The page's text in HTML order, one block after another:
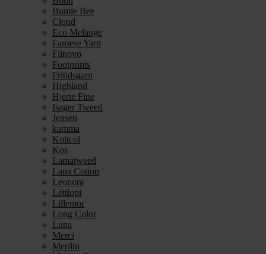
Bumle Bee
Cloud
Eco Melange
Faroese Yarn
Filnovo
Footprints
Fritidsgarn
Highland
Hjerte Fine
Isager Tweed
Jensen
kamma
Knitcol
Kos
Lamatweed
Lana Cotton
Leonora
Léttlopi
Lillemor
Long Color
Luna
Merci
Merilin